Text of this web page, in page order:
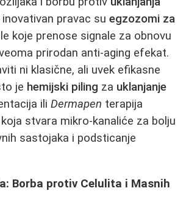
pravac su egzozomi za
koje prenose signale za obnovu
prirodan anti-aging efekat.
ni klasične, ali uvek efikasne
je hemijski piling za uklanjanje
ili Dermapen terapija
stvara mikro-kanaliće za bolju
sastojaka i podsticanje
Borba protiv Celulita i Masnih